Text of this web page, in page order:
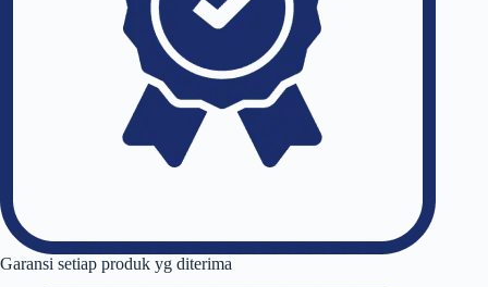
Garansi setiap produk yg diterima